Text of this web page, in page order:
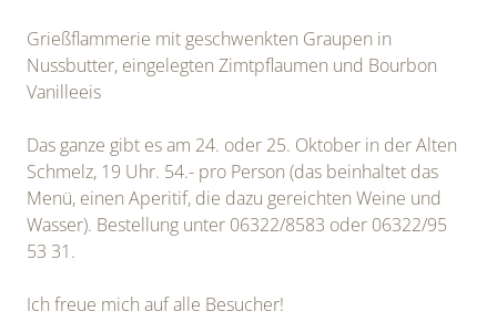
Grießflammerie mit geschwenkten Graupen in
Nussbutter, eingelegten Zimtpflaumen und Bourbon
Vanilleeis
Das ganze gibt es am 24. oder 25. Oktober in der Alten
Schmelz, 19 Uhr. 54.- pro Person (das beinhaltet das
Menü, einen Aperitif, die dazu gereichten Weine und
Wasser). Bestellung unter 06322/8583 oder 06322/95
53 31.
Ich freue mich auf alle Besucher!